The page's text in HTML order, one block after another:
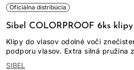
Oficiálna distribúcia
Sibel COLORPROOF 6ks
Klipy do vlasov odolné voči
podporu vlasov. Extra silná pružina
SIBEL